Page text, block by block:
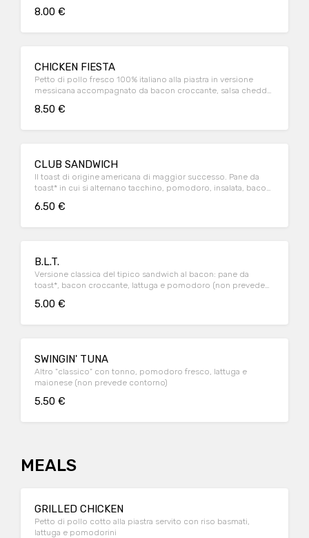
8.00 €
CHICKEN FIESTA
Petto di pollo fresco 100% italiano alla piastra in versione
messicana accompagnato da bacon croccante, salsa cheddar
8.50 €
CLUB SANDWICH
Il toast di origine americana di maggior successo. Pane da
toast* in cui si alternano tacchino, pomodoro, insalata, bacon
6.50 €
B.L.T.
Versione classica del tipico sandwich al bacon: pane da
toast*, bacon croccante, lattuga e pomodoro (non prevede
5.00 €
SWINGIN' TUNA
Altro "classico" con tonno, pomodoro fresco, lattuga e
maionese (non prevede contorno)
5.50 €
MEALS
GRILLED CHICKEN
Petto di pollo cotto alla piastra servito con riso basmati,
lattuga e pomodorini